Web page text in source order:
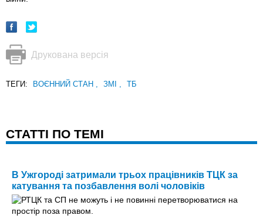
Друкована версія
ТЕГИ: ВОЄННИЙ СТАН , ЗМІ , ТБ
CТАТТІ ПО ТЕМІ
В Ужгороді затримали трьох працівників ТЦК за
катування та позбавлення волі чоловіків